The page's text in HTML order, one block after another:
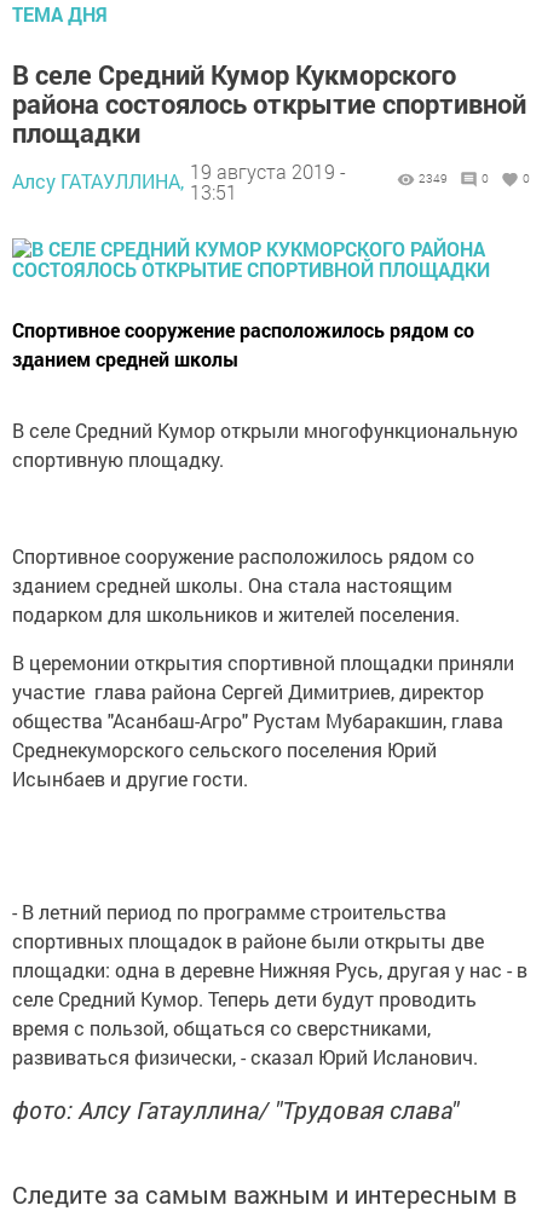
ТЕМА ДНЯ
В селе Средний Кумор Кукморского
района состоялось открытие спортивной
площадки
Алсу ГАТАУЛЛИНА, 19 августа 2019 -
13:51
2349 0 0
Спортивное сооружение расположилось рядом со
зданием средней школы
В селе Средний Кумор открыли многофункциональную
спортивную площадку.
Спортивное сооружение расположилось рядом со
зданием средней школы. Она стала настоящим
подарком для школьников и жителей поселения.
В церемонии открытия спортивной площадки приняли
участие глава района Сергей Димитриев, директор
общества "Асанбаш-Агро" Рустам Мубаракшин, глава
Среднекуморского сельского поселения Юрий
Исынбаев и другие гости.
- В летний период по программе строительства
спортивных площадок в районе были открыты две
площадки: одна в деревне Нижняя Русь, другая у нас - в
селе Средний Кумор. Теперь дети будут проводить
время с пользой, общаться со сверстниками,
развиваться физически, - сказал Юрий Исланович.
фото: Алсу Гатауллина/ "Трудовая слава"
Следите за самым важным и интересным в